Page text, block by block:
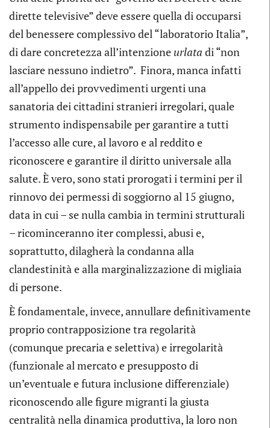
dirette televisive” deve essere quella di occuparsi
del benessere complessivo del “laboratorio Italia”,
di dare concretezza all’intenzione urlata di “non
lasciare nessuno indietro”. Finora, manca infatti
all’appello dei provvedimenti urgenti una
sanatoria dei cittadini stranieri irregolari, quale
strumento indispensabile per garantire a tutti
l’accesso alle cure, al lavoro e al reddito e
riconoscere e garantire il diritto universale alla
salute. È vero, sono stati prorogati i termini per il
rinnovo dei permessi di soggiorno al 15 giugno,
data in cui – se nulla cambia in termini strutturali
– ricominceranno iter complessi, abusi e,
soprattutto, dilagherà la condanna alla
clandestinità e alla marginalizzazione di migliaia
di persone.
È fondamentale, invece, annullare definitivamente
proprio contrapposizione tra regolarità
(comunque precaria e selettiva) e irregolarità
(funzionale al mercato e presupposto di
un’eventuale e futura inclusione differenziale)
riconoscendo alle figure migranti la giusta
centralità nella dinamica produttiva, la loro non